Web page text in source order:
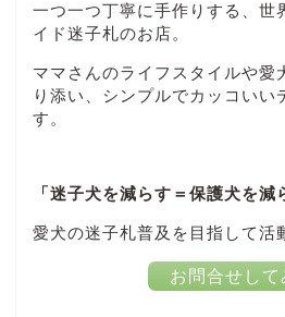
一つ一つ丁寧に手作りする、世
イド迷子札のお店。
ママさんのライフスタイルや愛
り添い、シンプルでカッコいい
す。
「迷子犬を減らす＝保護犬を減
愛犬の迷子札普及を目指して活
お問合せして